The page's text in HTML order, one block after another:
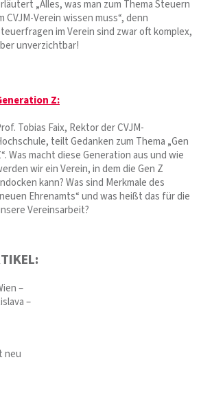
„Alles, was man zum Thema Steuern
CVJM-Verein wissen muss“, denn
im Verein sind zwar oft komplex,
unverzichtbar!
Z:
Tobias Faix, Rektor der CVJM-
teilt Gedanken zum Thema „Gen
Was macht diese Generation aus und wie
wir ein Verein, in dem die Gen Z
kann? Was sind Merkmale des
Ehrenamts“ und was heißt das für die
Vereinsarbeit?
–
–
neu